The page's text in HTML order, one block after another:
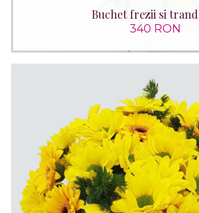
Buchet frezii si
340 RON